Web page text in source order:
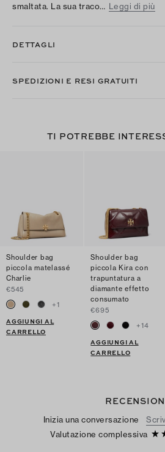
smaltata. La sua traco… Leggi di più
DETTAGLI
SPEDIZIONI E RESI GRATUITI
TI POTREBBE
Shoulder bag
piccola matelassé
Charlie
€545
+1
AGGIUNGI AL
CARRELLO
Shoulder bag
piccola Kira con
trapuntatura a
diamante effetto
consumato
€695
+14
AGGIUNGI AL
CARRELLO
Inizia una conversazione
Valutazione complessiva